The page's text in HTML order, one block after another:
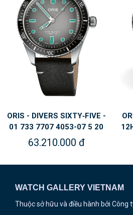
-
5 20
ORIS - DIVERS
12H CALIBRE 400 - 01
7772 4054-07 5 20 82
99.960.000 đ
WATCH GALLERY VIETNAM
Thuộc sở hữu và điều hành bởi Công